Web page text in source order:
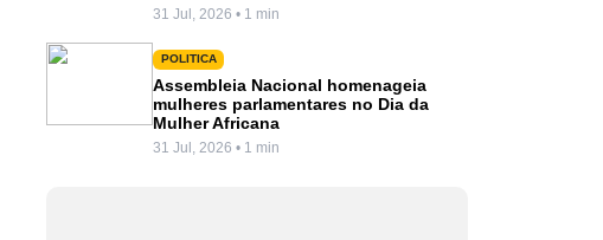
31 Jul, 2026 • 1 min
POLITICA
Assembleia Nacional homenageia
mulheres parlamentares no Dia da
Mulher Africana
31 Jul, 2026 • 1 min